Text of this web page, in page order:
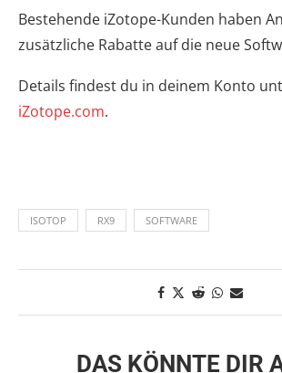
Bestehende iZotope-Kunden haben
zusätzliche Rabatte auf die neue
Details findest du in deinem Konto
iZotope.com.
ISOTOP RX9 SOFTWARE
DAS KÖNNTE DIR